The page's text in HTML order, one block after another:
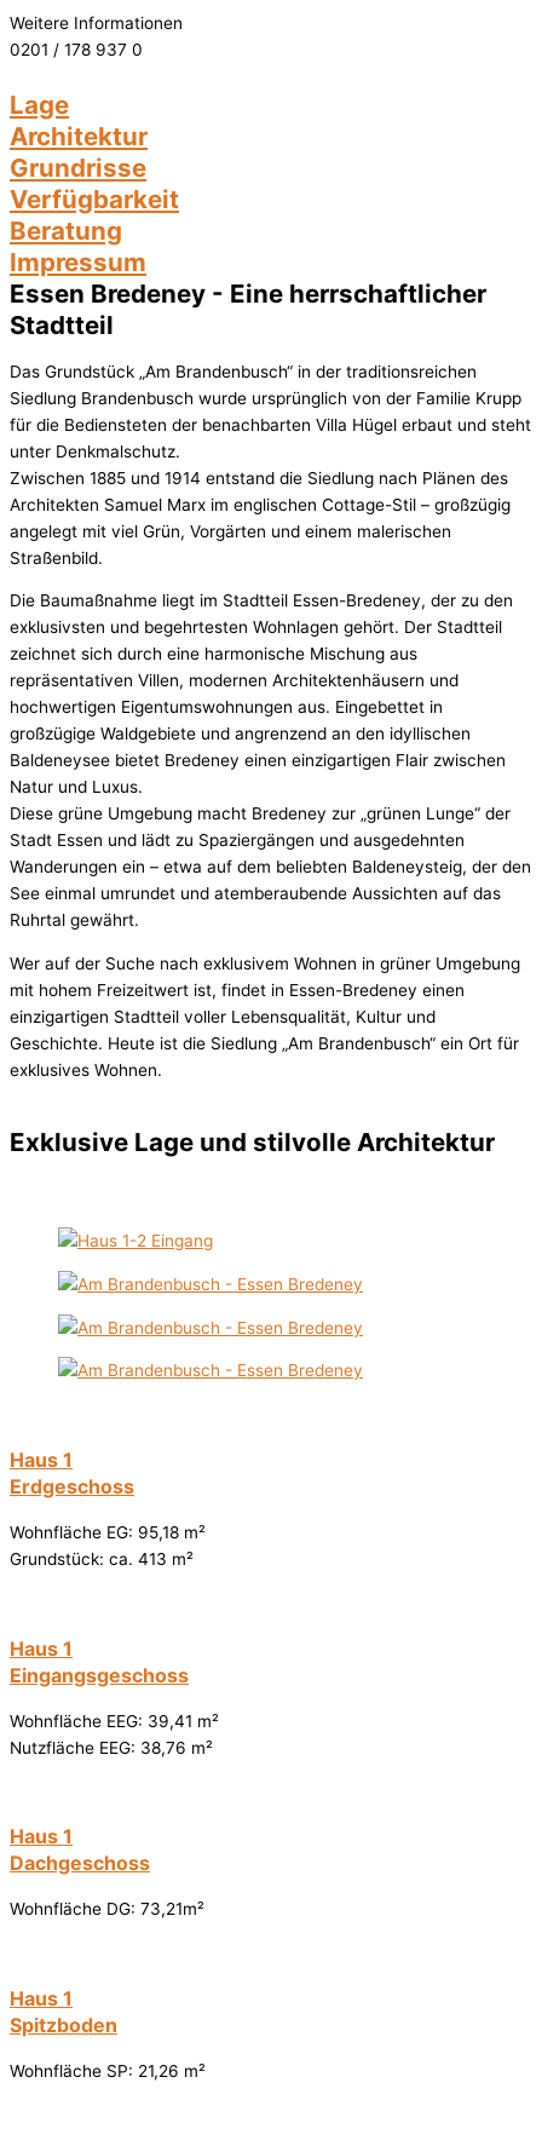
Weitere Informationen
0201 / 178 937 0
Lage
Architektur
Grundrisse
Verfügbarkeit
Beratung
Impressum
Essen Bredeney - Eine herrschaftlicher
Stadtteil
Das Grundstück „Am Brandenbusch“ in der traditionsreichen
Siedlung Brandenbusch wurde ursprünglich von der Familie Krupp
für die Bediensteten der benachbarten Villa Hügel erbaut und steht
unter Denkmalschutz.
Zwischen 1885 und 1914 entstand die Siedlung nach Plänen des
Architekten Samuel Marx im englischen Cottage-Stil – großzügig
angelegt mit viel Grün, Vorgärten und einem malerischen
Straßenbild.
Die Baumaßnahme liegt im Stadtteil Essen-Bredeney, der zu den
exklusivsten und begehrtesten Wohnlagen gehört. Der Stadtteil
zeichnet sich durch eine harmonische Mischung aus
repräsentativen Villen, modernen Architektenhäusern und
hochwertigen Eigentumswohnungen aus. Eingebettet in
großzügige Waldgebiete und angrenzend an den idyllischen
Baldeneysee bietet Bredeney einen einzigartigen Flair zwischen
Natur und Luxus.
Diese grüne Umgebung macht Bredeney zur „grünen Lunge“ der
Stadt Essen und lädt zu Spaziergängen und ausgedehnten
Wanderungen ein – etwa auf dem beliebten Baldeneysteig, der den
See einmal umrundet und atemberaubende Aussichten auf das
Ruhrtal gewährt.
Wer auf der Suche nach exklusivem Wohnen in grüner Umgebung
mit hohem Freizeitwert ist, findet in Essen-Bredeney einen
einzigartigen Stadtteil voller Lebensqualität, Kultur und
Geschichte. Heute ist die Siedlung „Am Brandenbusch“ ein Ort für
exklusives Wohnen.
Exklusive Lage und stilvolle Architektur
Haus 1
Erdgeschoss
Wohnfläche EG: 95,18 m²
Grundstück: ca. 413 m²
Haus 1
Eingangsgeschoss
Wohnfläche EEG: 39,41 m²
Nutzfläche EEG: 38,76 m²
Haus 1
Dachgeschoss
Wohnfläche DG: 73,21m²
Haus 1
Spitzboden
Wohnfläche SP: 21,26 m²